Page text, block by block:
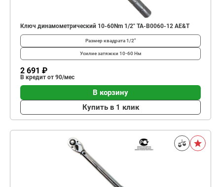
Ключ динамометрический 10-60Nm 1/2" TA-B0060-12 AE&T
Размер квадрата1/2"
Усилие затяжки 10-60 Нм
2 691 ₽
В кредит от 90/мес
В корзину
Купить в 1 клик